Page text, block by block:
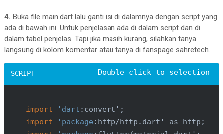
4. Buka file main.dart lalu ganti isi di dalamnya dengan script yang
ada di bawah ini. Untuk penjelasan ada di dalam script dan di
dalam tabel penjelas. Tapi jika masih kurang, silahkan tanya
langsung di kolom komentar atau tanya di fanspage sahretech.
import 'dart :convert';
import
'package :http/http.dart' as http;